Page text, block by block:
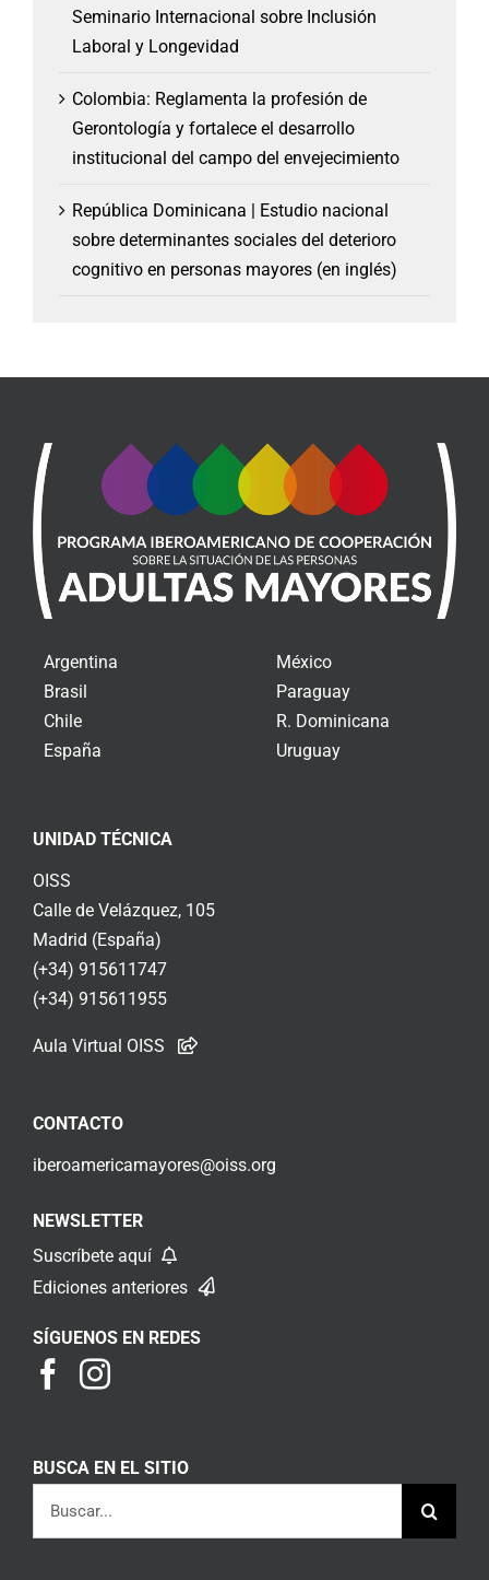
Seminario Internacional sobre Inclusión
Laboral y Longevidad
Colombia: Reglamenta la profesión de
Gerontología y fortalece el desarrollo
institucional del campo del envejecimiento
República Dominicana | Estudio nacional
sobre determinantes sociales del deterioro
cognitivo en personas mayores (en inglés)
Argentina
Brasil
Chile
España
México
Paraguay
R. Dominicana
Uruguay
UNIDAD TÉCNICA
OISS
Calle de Velázquez, 105
Madrid (España)
(+34) 915611747
(+34) 915611955
Aula Virtual OISS
CONTACTO
iberoamericamayores@oiss.org
NEWSLETTER
Suscríbete aquí
Ediciones anteriores
SÍGUENOS EN REDES
BUSCA EN EL SITIO